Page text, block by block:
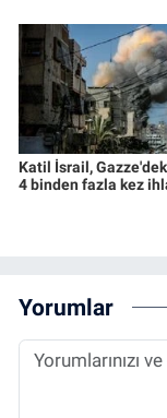
Katil İsrail,
4 binden fazla kez
Yorumlar